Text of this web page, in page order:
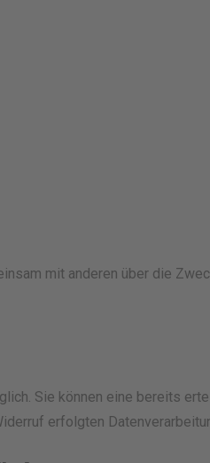
mit anderen über die
Sie können eine bereits
erfolgten